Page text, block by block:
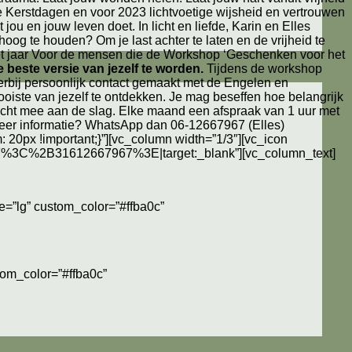
en voor 2023 lichtvoetige wijsheid en vertrouwen
jou en jouw leven doet. In licht en liefde, Karin en Elles
te houden? Om je last achter te laten en de vrijheid te
Voor de mensen die de Workshop ‘Geschenken voor het
beste versie van jezelf te worden. Tijdens de workshop
persoonlijk contact gemaakt met de Engelen en
van jezelf te ontdekken. Je mag beseffen hoe belangrijk
mee aan de slag. Elke maand een afspraak van 1 uur met
informatie? WhatsApp dan 06-12667967 (Elles)
!important;}”][vc_column width=”1/3″][vc_icon
custom_color=”#ffba0c”